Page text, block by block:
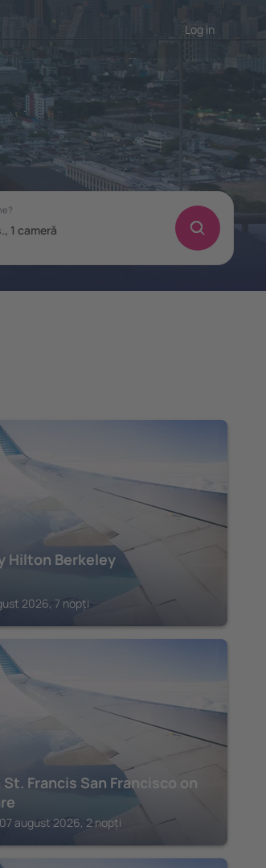
Log in
Hilton Berkeley
2026, 7 nopți
Francis San Francisco on
august 2026, 2 nopți